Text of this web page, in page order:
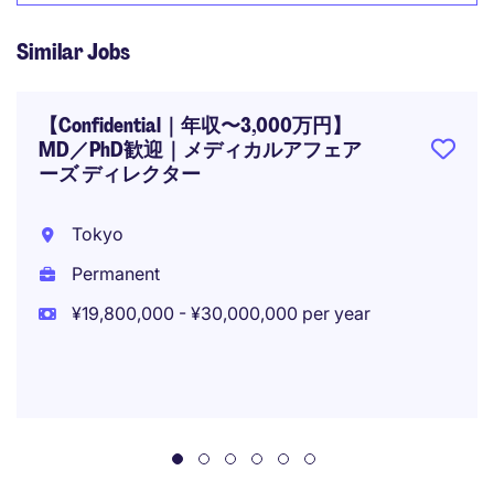
Similar Jobs
【Confidential｜年収〜3,000万円】
MD／PhD歓迎｜メディカルアフェア
ーズ ディレクター
Tokyo
Permanent
¥19,800,000 - ¥30,000,000 per year